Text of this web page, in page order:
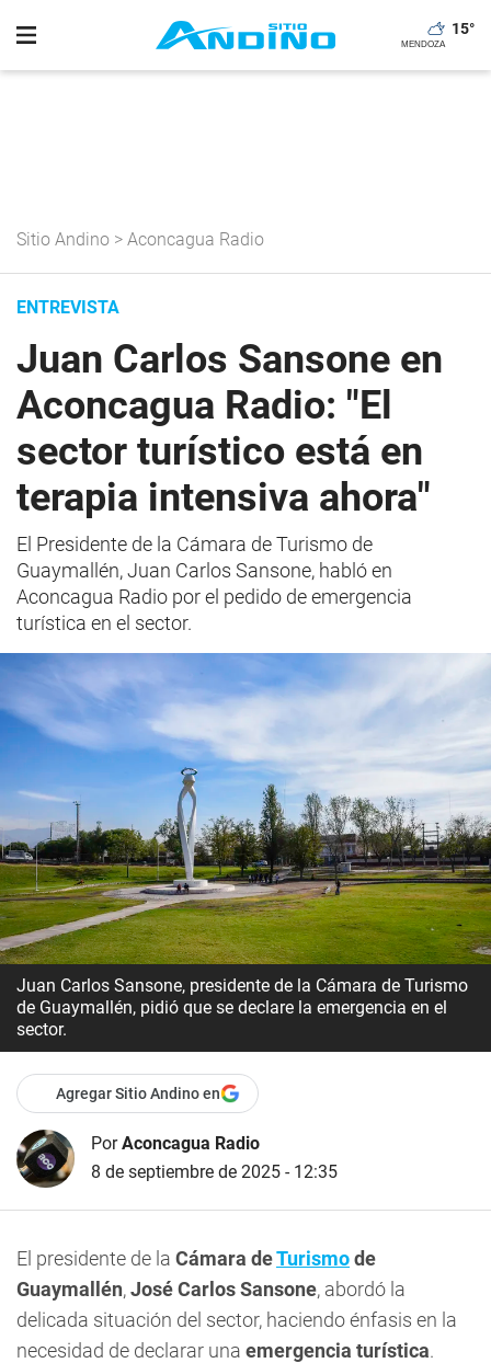
15°
Sitio Andino > Aconcagua Radio
ENTREVISTA
Juan Carlos Sansone en
Aconcagua Radio: "El
sector turístico está en
terapia intensiva ahora"
El Presidente de la Cámara de Turismo de
Guaymallén, Juan Carlos Sansone, habló en
Aconcagua Radio por el pedido de emergencia
turística en el sector.
Juan Carlos Sansone, presidente de la Cámara de Turismo
de Guaymallén, pidió que se declare la emergencia en el
sector.
Agregar Sitio Andino en
PorAconcagua Radio
8 de septiembre de 2025 - 12:35
El presidente de la Cámara deTurismode
Guaymallén,José Carlos Sansone, abordó la
delicada situación del sector, haciendo énfasis en la
necesidad de declarar una emergencia turística.